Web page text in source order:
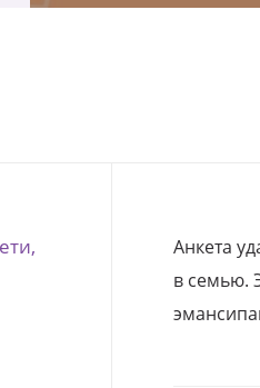
Анкета
в семью.